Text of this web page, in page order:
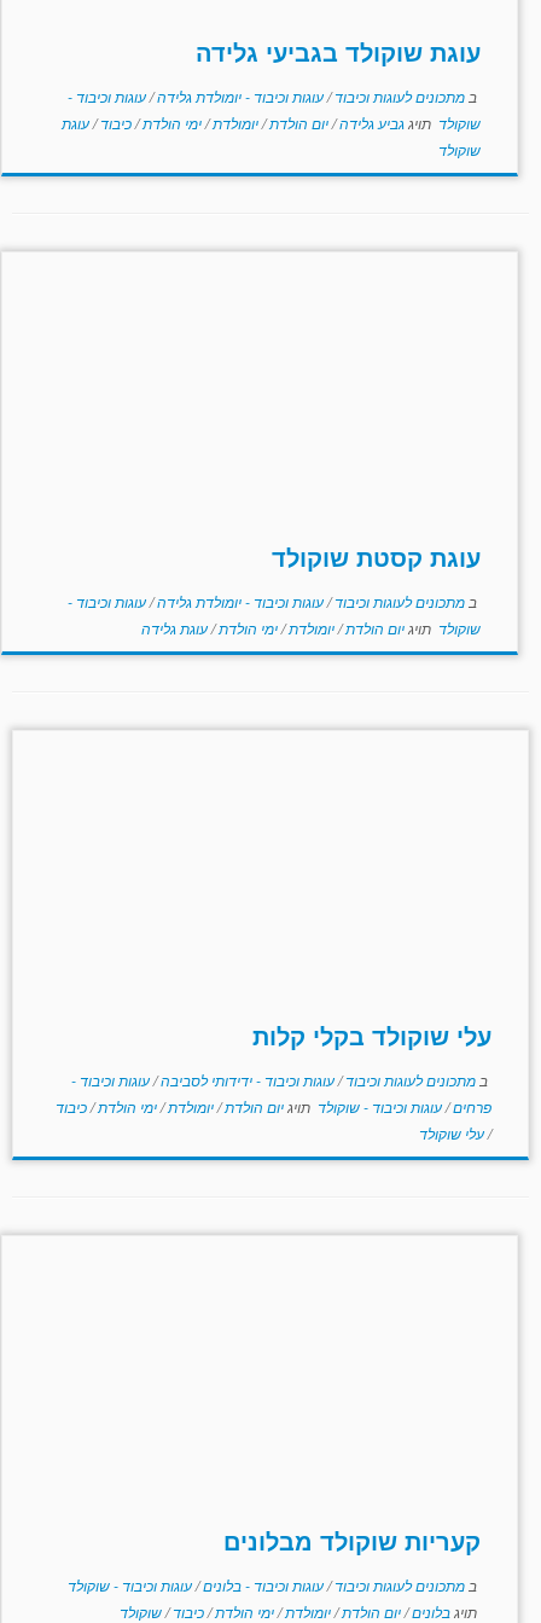
עוגת שוקולד בגביעי גלידה
ב מתכונים לעוגות וכיבוד/עוגות וכיבוד - יומולדת גלידה/עוגות וכיבוד -
שוקולד תויגגביע גלידה/יום הולדת/יומולדת/ימי הולדת/כיבוד/עוגת
שוקולד
עוגת קסטת שוקולד
ב מתכונים לעוגות וכיבוד/עוגות וכיבוד - יומולדת גלידה/עוגות וכיבוד -
שוקולד תויגיום הולדת/יומולדת/ימי הולדת/עוגת גלידה
עלי שוקולד בקלי קלות
ב מתכונים לעוגות וכיבוד/עוגות וכיבוד - ידידותי לסביבה/עוגות וכיבוד -
פרחים/עוגות וכיבוד - שוקולד תויגיום הולדת/יומולדת/ימי הולדת/כיבוד
/עלי שוקולד
קעריות שוקולד מבלונים
ב מתכונים לעוגות וכיבוד/עוגות וכיבוד - בלונים/עוגות וכיבוד - שוקולד
תויגבלונים/יום הולדת/יומולדת/ימי הולדת/כיבוד/שוקולד